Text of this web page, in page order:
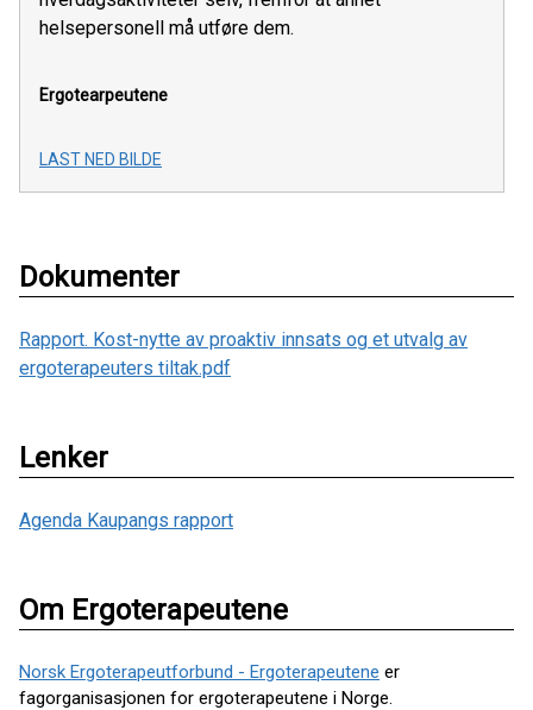
helsepersonell må utføre dem.
Ergotearpeutene
LAST NED BILDE
Dokumenter
Rapport. Kost-nytte av proaktiv innsats og et utvalg av
ergoterapeuters tiltak.pdf
Lenker
Agenda Kaupangs rapport
Om Ergoterapeutene
Norsk Ergoterapeutforbund - Ergoterapeutene er
fagorganisasjonen for ergoterapeutene i Norge.